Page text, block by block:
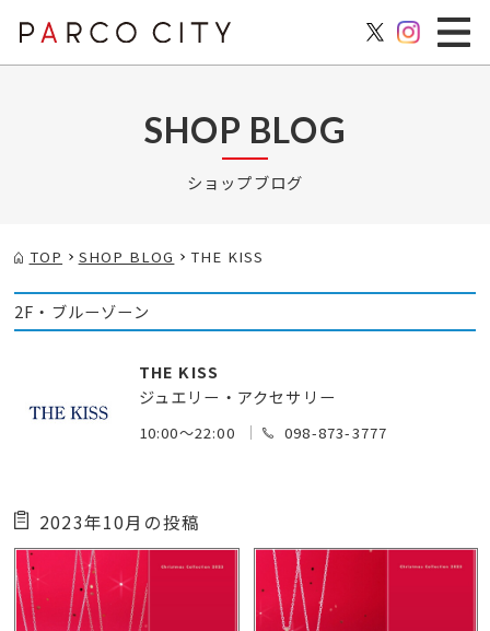
SHOP BLOG
ショップブログ
TOP SHOP BLOG THE KISS
2F・ブルーゾーン
THE KISS
ジュエリー・アクセサリー
10:00～22:00 098-873-3777
2023年10月の投稿